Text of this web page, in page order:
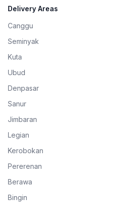
Delivery Areas
Canggu
Seminyak
Kuta
Ubud
Denpasar
Sanur
Jimbaran
Legian
Kerobokan
Pererenan
Berawa
Bingin